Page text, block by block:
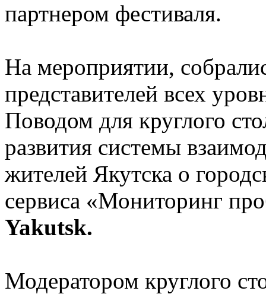
партнером фестиваля.
На мероприятии,
представителей всех
Поводом для круглого
развития системы
жителей Якутска о
сервиса «Мониторинг
Yakutsk.
Модератором круглого